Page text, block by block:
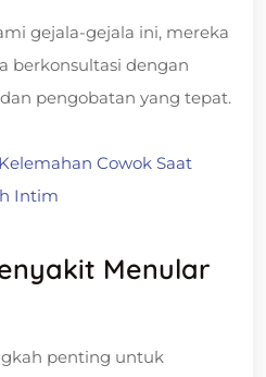
gejala-gejala ini, mereka
berkonsultasi dengan
pengobatan yang tepat.
Cowok Saat
Intim
Menular
penting untuk